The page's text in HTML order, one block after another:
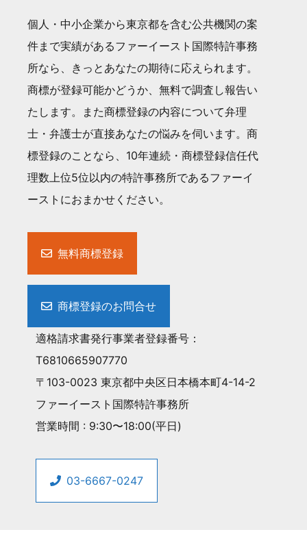
個人・中小企業から東京都を含む公共機関の案
件まで実績があるファーイースト国際特許事務
所なら、きっとあなたの期待に応えられます。
商標が登録可能かどうか、無料で調査し報告い
たします。また商標登録の内容について弁理
士・弁護士が直接あなたの悩みを伺います。商
標登録のことなら、10年連続・商標登録信任代
理数上位5位以内の特許事務所であるファーイ
ーストにおまかせください。
無料商標登録
商標登録のお問合せ
適格請求書発行事業者登録番号：
T6810665907770
〒103-0023 東京都中央区日本橋本町4-14-2
ファーイースト国際特許事務所
営業時間 : 9:30〜18:00(平日)
03-6667-0247